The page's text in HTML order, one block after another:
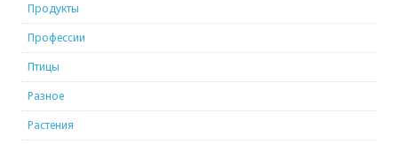
Продукты
Профессии
Птицы
Разное
Растения